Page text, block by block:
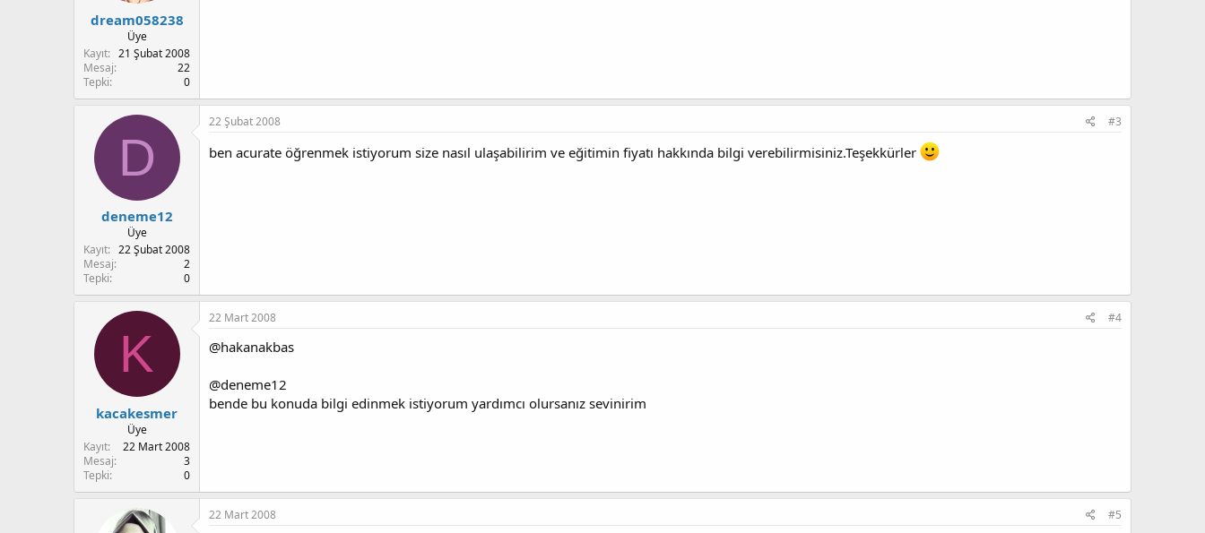
dream058238
Üye
Kayıt
21 Şubat 2008
Mesaj
22
Tepki
0
D
deneme12
Üye
Kayıt
22 Şubat 2008
Mesaj
2
Tepki
0
22 Şubat 2008 #3
ben acurate öğrenmek istiyorum size nasıl ulaşabilirim ve eğitimin fiyatı hakkında bilgi verebilirmisiniz.Teşekkürler
K
kacakesmer
Üye
Kayıt
22 Mart 2008
Mesaj
3
Tepki
0
22 Mart 2008 #4
@hakanakbas
@deneme12
bende bu konuda bilgi edinmek istiyorum yardımcı olursanız sevinirim
22 Mart 2008 #5